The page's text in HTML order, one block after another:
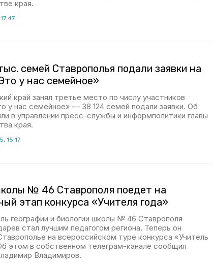
края.
семей Ставрополья подали заявки на
у нас семейное»
край занял третье место по числу участников
у нас семейное» — 38 124 семей подали заявки. Об
в управлении пресс-службы и информполитики главы
края.
15:17
№ 46 Ставрополя поедет на
этап конкурса «Учителя года»
географии и биологии школы № 46 Ставрополя
стал лучшим педагогом региона. Теперь он
на всероссийском туре конкурса «Учитель
этом в собственном телеграм-канале сообщил
Владимиров.